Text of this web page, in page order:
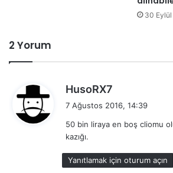
30
2 Yorum
HusoRX7
i
i
:
7 Ağustos 2016, 14:39
50 bin liraya en boş cliomu
kazığı.
Yanıtlamak için oturum açın